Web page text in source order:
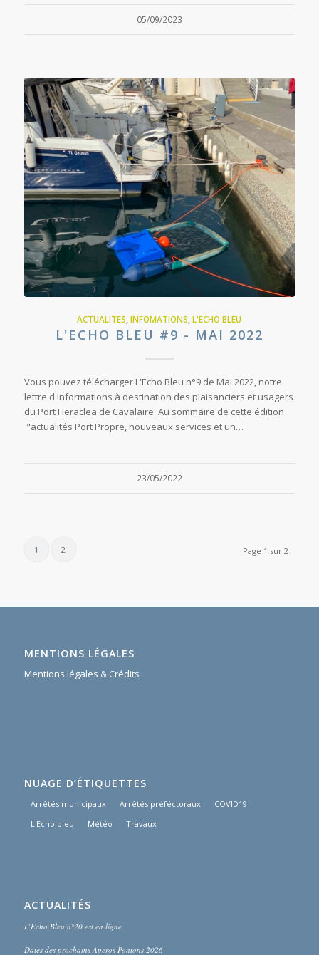
05/09/2023
ACTUALITES ,INFOMATIONS ,L'ECHO BLEU
L'ECHO BLEU #9 - MAI 2022
Vous pouvez télécharger L'Echo Bleu n°9 de Mai 2022, notre
lettre d'informations à destination des plaisanciers et usagers
du Port Heraclea de Cavalaire. Au sommaire de cette édition
"actualités Port Propre, nouveaux services et un…
23/05/2022
Page 1 sur 2
1 2
MENTIONS LÉGALES
Mentions légales & Crédits
NUAGE D’ÉTIQUETTES
Arrêtés municipaux Arrêtés préféctoraux
COVID19
L'Echo bleu
Météo Travaux
ACTUALITÉS
L’Echo Bleu n°20 est en ligne
Dates des prochains Aperos Pontons 2026